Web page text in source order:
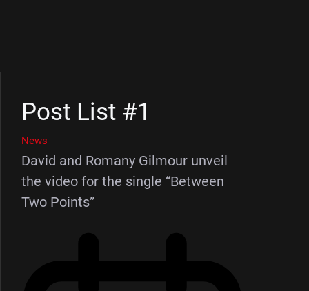
Post List #1
News
David and Romany Gilmour unveil
the video for the single “Between
Two Points”